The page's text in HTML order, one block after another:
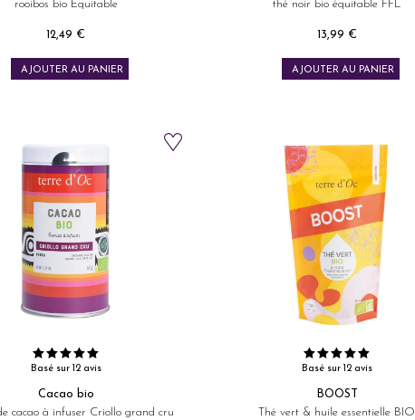
rooibos bio Équitable
Prix
12,49 €
AJOUTER AU PANIER
thé noir bio équitable FFL
Prix
13,99 €
AJOUTER AU PANIER
Basé sur 12 avis
Cacao bio
cacao à infuser Criollo grand cru
Basé sur 12 avis
BOOST
Thé vert & huile essentielle BIO